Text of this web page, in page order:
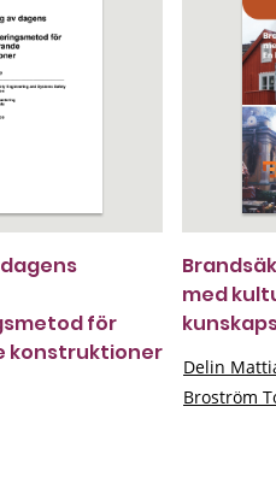
för
konstruktioner
med
Delin
Broström